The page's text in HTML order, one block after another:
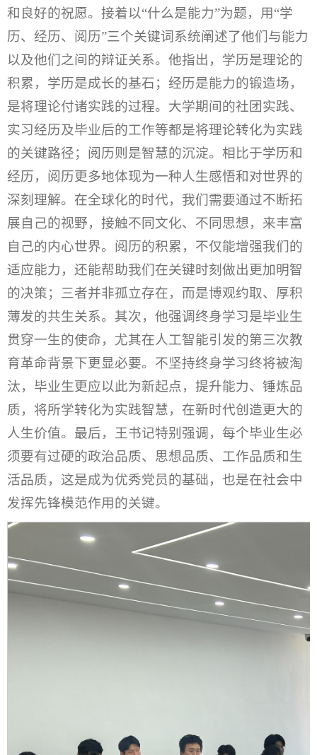
和良好的祝愿。接着以“什么是能力”为题，用“学
历、经历、阅历”三个关键词系统阐述了他们与能力
以及他们之间的辩证关系。他指出，学历是理论的
积累，学历是成长的基石；经历是能力的锻造场，
是将理论付诸实践的过程。大学期间的社团实践、
实习经历及毕业后的工作等都是将理论转化为实践
的关键路径；阅历则是智慧的沉淀。相比于学历和
经历，阅历更多地体现为一种人生感悟和对世界的
深刻理解。在全球化的时代，我们需要通过不断拓
展自己的视野，接触不同文化、不同思想，来丰富
自己的内心世界。阅历的积累，不仅能增强我们的
适应能力，还能帮助我们在关键时刻做出更加明智
的决策；三者并非孤立存在，而是博观约取、厚积
薄发的共生关系。其次，他强调终身学习是毕业生
贯穿一生的使命，尤其在人工智能引发的第三次教
育革命背景下更显必要。不坚持终身学习终将被淘
汰，毕业生更应以此为新起点，提升能力、锤炼品
质，将所学转化为实践智慧，在新时代创造更大的
人生价值。最后，王书记特别强调，每个毕业生必
须要有过硬的政治品质、思想品质、工作品质和生
活品质，这是成为优秀党员的基础，也是在社会中
发挥先锋模范作用的关键。